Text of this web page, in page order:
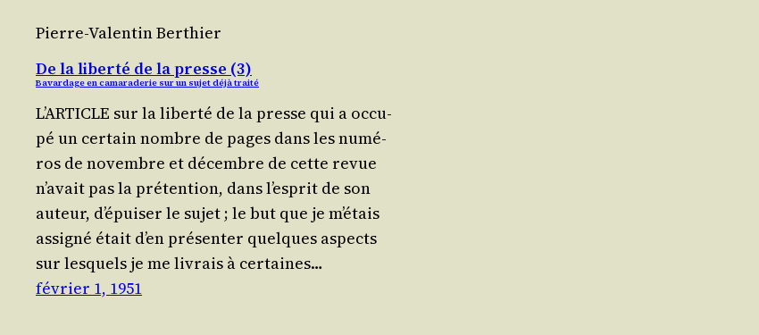
Pierre-Valentin Berthier
De la liberté de la presse (3)
Bavardage en camaraderie sur un sujet déjà traité
L’ARTICLE sur la liber­té de la presse qui a occu­
pé un cer­tain nombre de pages dans les numé­
ros de novembre et décembre de cette revue
n’a­vait pas la pré­ten­tion, dans l’es­prit de son
auteur, d’é­pui­ser le sujet ; le but que je m’é­tais
assi­gné était d’en pré­sen­ter quelques aspects
sur les­quels je me livrais à cer­taines…
février 1, 1951